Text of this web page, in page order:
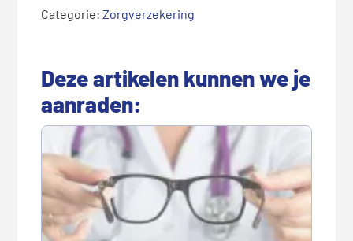
Categorie:Zorgverzekering
Deze artikelen kunnen we je
aanraden: